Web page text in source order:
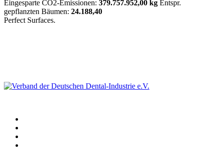
Eingesparte CO2-Emissionen: 379.757.952,00 kg Entspr.
gepflanzten Bäumen: 24.188,40
Perfect Surfaces.